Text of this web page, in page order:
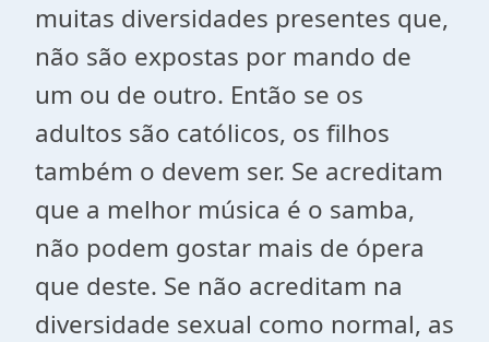
muitas diversidades presentes que,
não são expostas por mando de
um ou de outro. Então se os
adultos são católicos, os filhos
também o devem ser. Se acreditam
que a melhor música é o samba,
não podem gostar mais de ópera
que deste. Se não acreditam na
diversidade sexual como normal, as